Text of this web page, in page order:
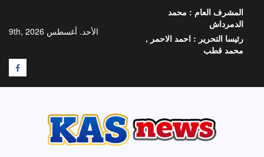
المحتوى
الأحد. أغسطس 9th, 2026
المشرف العام : محمد
الدمرداش
رئيسا التحرير : احمد الاحمر ,
محمد قطب
F